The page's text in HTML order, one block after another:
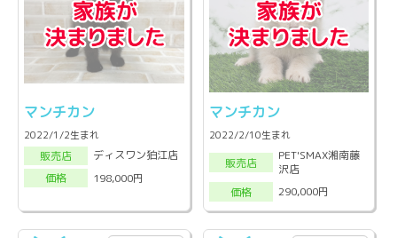
マンチカン
2022/1/2生まれ
販売店
ディスワン狛江店
価格
198,000円
マンチカン
2022/2/10生まれ
販売店
PET'SMAX湘南藤
沢店
価格
290,000円